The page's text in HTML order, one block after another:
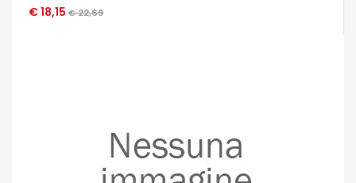
€ 18,15 € 22,69
OCCHIATA VELOCE